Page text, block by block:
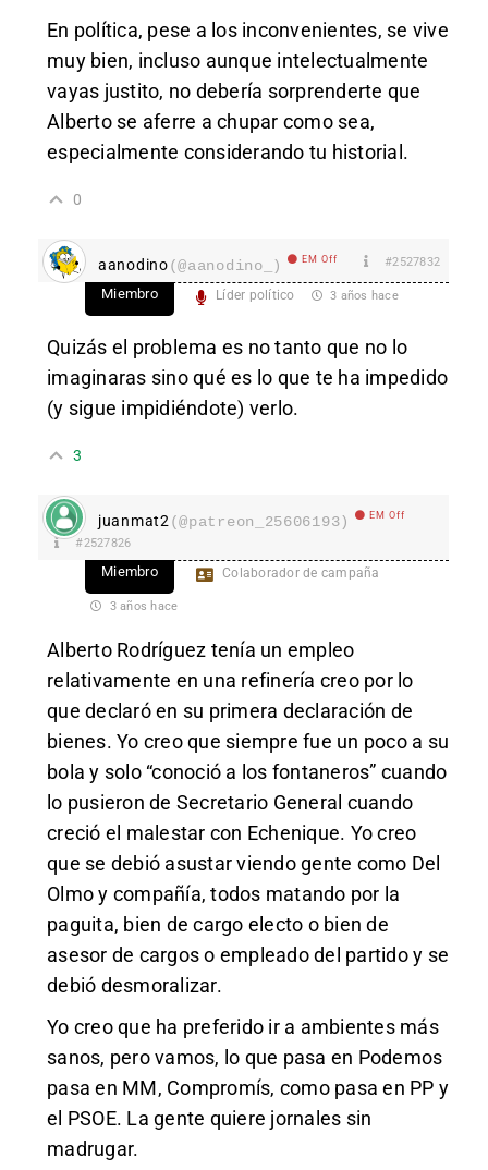
En política, pese a los inconvenientes, se vive
muy bien, incluso aunque intelectualmente
vayas justito, no debería sorprenderte que
Alberto se aferre a chupar como sea,
especialmente considerando tu historial.
0
aanodino(@aanodino_) EM Off #2527832
Miembro Líder político 3 años hace
Quizás el problema es no tanto que no lo
imaginaras sino qué es lo que te ha impedido
(y sigue impidiéndote) verlo.
3
juanmat2 (@patreon_25606193) EM Off
#2527826
Miembro Colaborador de campaña
3 años hace
Alberto Rodríguez tenía un empleo
relativamente en una refinería creo por lo
que declaró en su primera declaración de
bienes. Yo creo que siempre fue un poco a su
bola y solo “conoció a los fontaneros” cuando
lo pusieron de Secretario General cuando
creció el malestar con Echenique. Yo creo
que se debió asustar viendo gente como Del
Olmo y compañía, todos matando por la
paguita, bien de cargo electo o bien de
asesor de cargos o empleado del partido y se
debió desmoralizar.
Yo creo que ha preferido ir a ambientes más
sanos, pero vamos, lo que pasa en Podemos
pasa en MM, Compromís, como pasa en PP y
el PSOE. La gente quiere jornales sin
madrugar.